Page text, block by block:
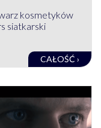
kosmetyków
siatkarski
CAŁOŚĆ ›